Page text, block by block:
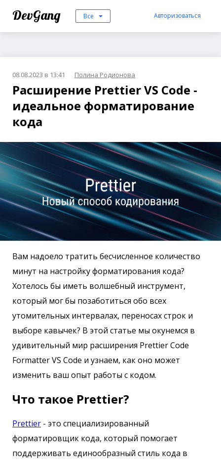
DevGang Все Авторизоваться
08.08.2023 в 13:41 Полина Родионова
Расширение Prettier VS Code -
идеальное форматирование
кода
Вам надоело тратить бесчисленное количество
минут на настройку форматирования кода?
Хотелось бы иметь волшебный инструмент,
который мог бы позаботиться обо всех
утомительных интервалах, переносах строк и
выборе кавычек? В этой статье мы окунемся в
удивительный мир расширения Prettier Code
Formatter VS Code и узнаем, как оно может
изменить ваш опыт работы с кодом.
Что такое Prettier?
Prettier - это специализированный
форматировщик кода, который помогает
поддерживать единообразный стиль кода в